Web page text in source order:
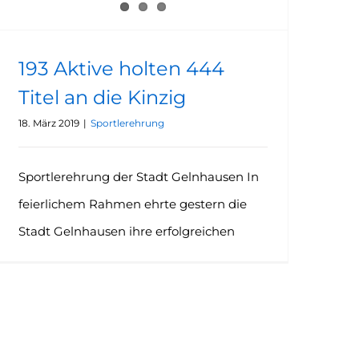
193 Aktive holten 444
Titel an die Kinzig
18. März 2019 | Sportlerehrung
Sportlerehrung der Stadt Gelnhausen In
feierlichem Rahmen ehrte gestern die
Stadt Gelnhausen ihre erfolgreichen